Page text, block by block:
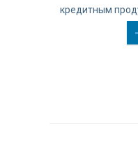
кредитным